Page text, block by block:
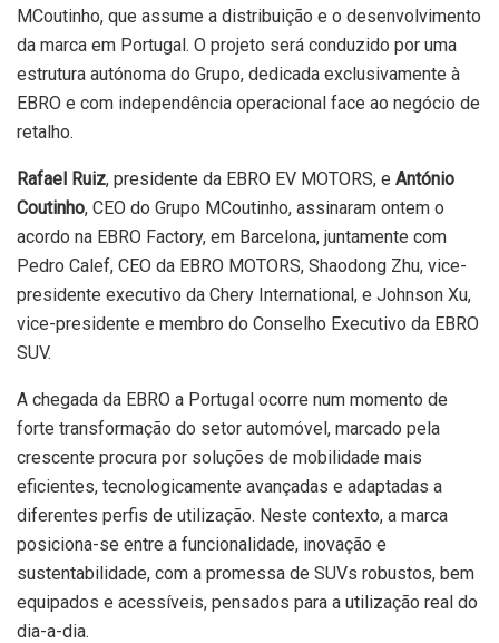
MCoutinho, que assume a distribuição e o desenvolvimento
da marca em Portugal. O projeto será conduzido por uma
estrutura autónoma do Grupo, dedicada exclusivamente à
EBRO e com independência operacional face ao negócio de
retalho.
Rafael Ruiz, presidente da EBRO EV MOTORS, e António
Coutinho, CEO do Grupo MCoutinho, assinaram ontem o
acordo na EBRO Factory, em Barcelona, juntamente com
Pedro Calef, CEO da EBRO MOTORS, Shaodong Zhu, vice-
presidente executivo da Chery International, e Johnson Xu,
vice-presidente e membro do Conselho Executivo da EBRO
SUV.
A chegada da EBRO a Portugal ocorre num momento de
forte transformação do setor automóvel, marcado pela
crescente procura por soluções de mobilidade mais
eficientes, tecnologicamente avançadas e adaptadas a
diferentes perfis de utilização. Neste contexto, a marca
posiciona-se entre a funcionalidade, inovação e
sustentabilidade, com a promessa de SUVs robustos, bem
equipados e acessíveis, pensados para a utilização real do
dia-a-dia.